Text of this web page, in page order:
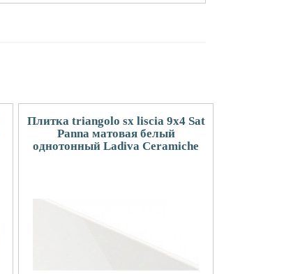
Плитка triangolo sx liscia 9x4 Sat
Panna матовая белый
однотонный Ladiva Сeramiche